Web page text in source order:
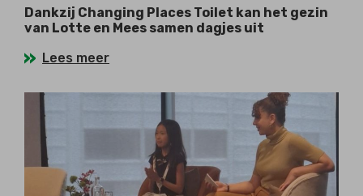
Dankzij Changing Places Toilet kan het gezin
van Lotte en Mees samen dagjes uit
Lees meer